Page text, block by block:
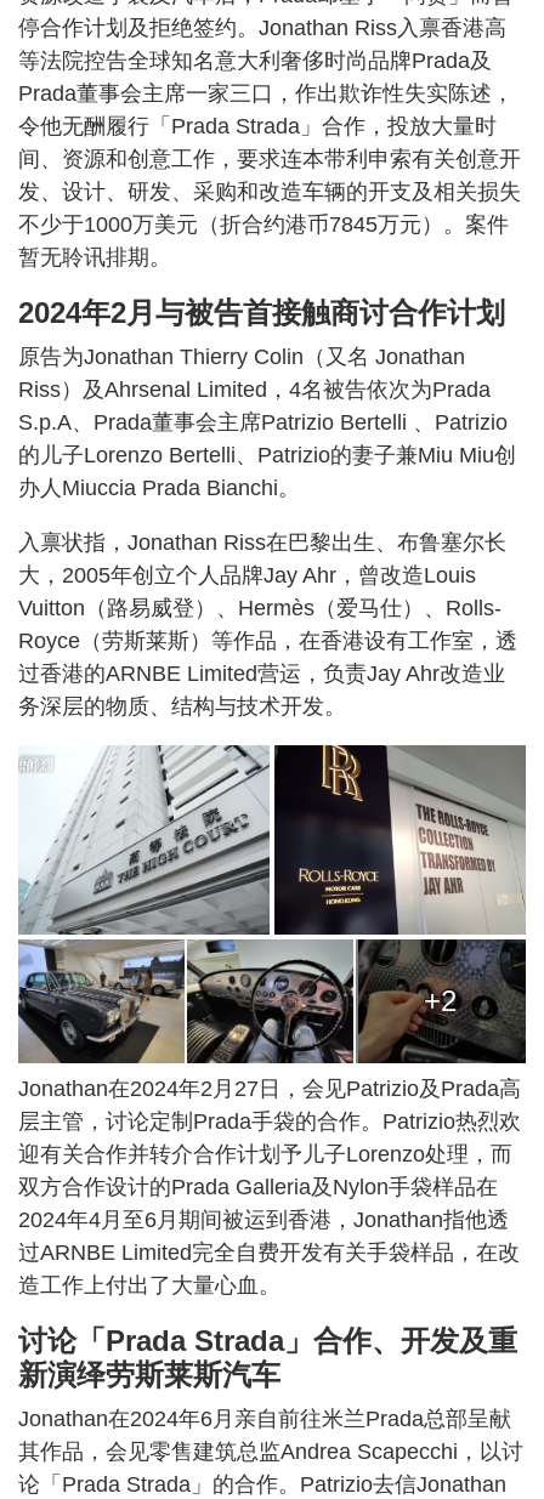
停合作计划及拒绝签约。Jonathan Riss入禀香港高
等法院控告全球知名意大利奢侈时尚品牌Prada及
Prada董事会主席一家三口，作出欺诈性失实陈述，
令他无酬履行「Prada Strada」合作，投放大量时
间、资源和创意工作，要求连本带利申索有关创意开
发、设计、研发、采购和改造车辆的开支及相关损失
不少于1000万美元（折合约港币7845万元）。案件
暂无聆讯排期。
2024年2月与被告首接触商讨合作计划
原告为Jonathan Thierry Colin（又名 Jonathan
Riss）及Ahrsenal Limited，4名被告依次为Prada
S.p.A、Prada董事会主席Patrizio Bertelli 、Patrizio
的儿子Lorenzo Bertelli、Patrizio的妻子兼Miu Miu创
办人Miuccia Prada Bianchi。
入禀状指，Jonathan Riss在巴黎出生、布鲁塞尔长
大，2005年创立个人品牌Jay Ahr，曾改造Louis
Vuitton（路易威登）、Hermès（爱马仕）、Rolls-
Royce（劳斯莱斯）等作品，在香港设有工作室，透
过香港的ARNBE Limited营运，负责Jay Ahr改造业
务深层的物质、结构与技术开发。
+2
Jonathan在2024年2月27日，会见Patrizio及Prada高
层主管，讨论定制Prada手袋的合作。Patrizio热烈欢
迎有关合作并转介合作计划予儿子Lorenzo处理，而
双方合作设计的Prada Galleria及Nylon手袋样品在
2024年4月至6月期间被运到香港，Jonathan指他透
过ARNBE Limited完全自费开发有关手袋样品，在改
造工作上付出了大量心血。
讨论「Prada Strada」合作、开发及重
新演绎劳斯莱斯汽车
Jonathan在2024年6月亲自前往米兰Prada总部呈献
其作品，会见零售建筑总监Andrea Scapecchi，以讨
论「Prada Strada」的合作。Patrizio去信Jonathan